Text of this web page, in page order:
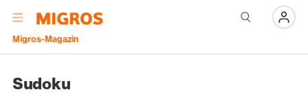
Menü
Migros-Magazin
Sudoku